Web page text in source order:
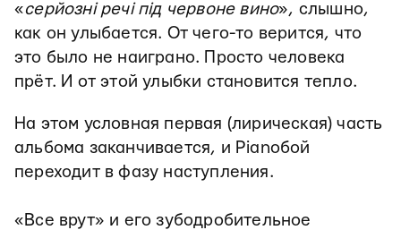
«серйозні речі під червоне вино», слышно,
как он улыбается. От чего-то верится, что
это было не наиграно. Просто человека
прёт. И от этой улыбки становится тепло.
На этом условная первая (лирическая) часть
альбома заканчивается, и Pianoбой
переходит в фазу наступления.
«Все врут» и его зубодробительное